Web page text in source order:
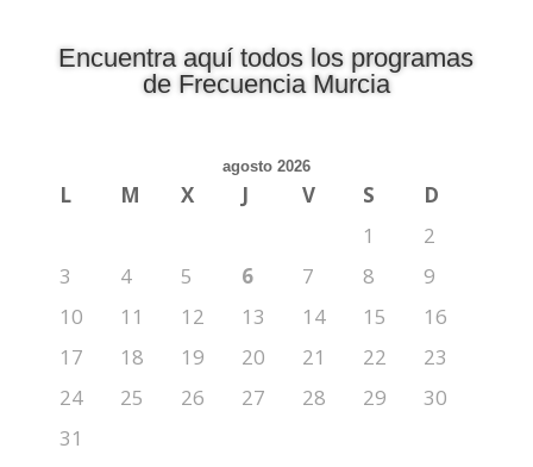
Encuentra aquí todos los programas
de Frecuencia Murcia
agosto 2026
L M X J V S
D
1
2
3
4 5 6 7 8
9
10
11 12 13 14 15
16
17
18 19 20 21 22
23
24
25 26 27 28 29
30
31